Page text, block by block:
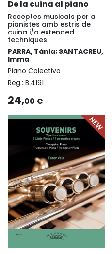
De la cuina al piano
Receptes musicals per a
pianistes amb estris de
cuina i/o extended
techniques
PARRA, Tània; SANTACREU,
Imma
Piano Colectivo
Reg.: B.4191
24,00 €